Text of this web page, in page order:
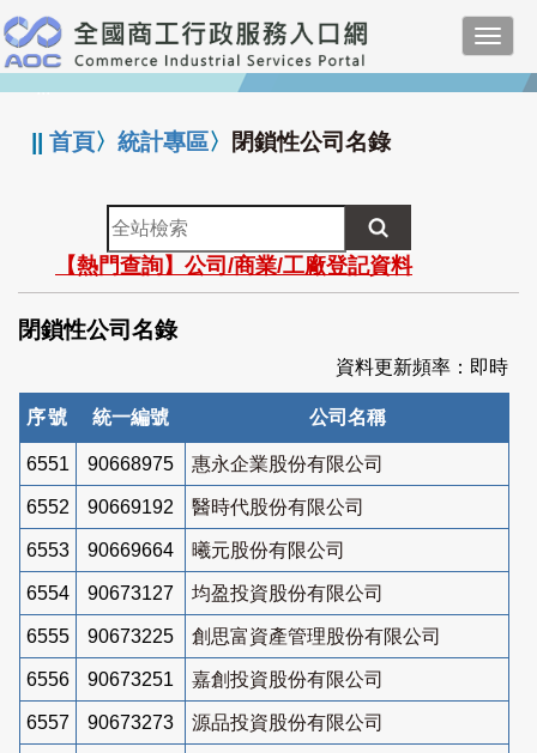
跳
到
主
要
:::
||首頁〉統計專區〉 閉鎖性公司名錄
全
站
檢
索
【熱門查詢】公司/商業/工廠登記資料
閉鎖性公司名錄
資料更新頻率：即時
序號 統一編號 公司名稱
6551 90668975 惠永企業股份有限公司
6552 90669192 醫時代股份有限公司
6553 90669664 曦元股份有限公司
6554 90673127 均盈投資股份有限公司
6555 90673225 創思富資產管理股份有限公司
6556 90673251 嘉創投資股份有限公司
6557 90673273 源品投資股份有限公司